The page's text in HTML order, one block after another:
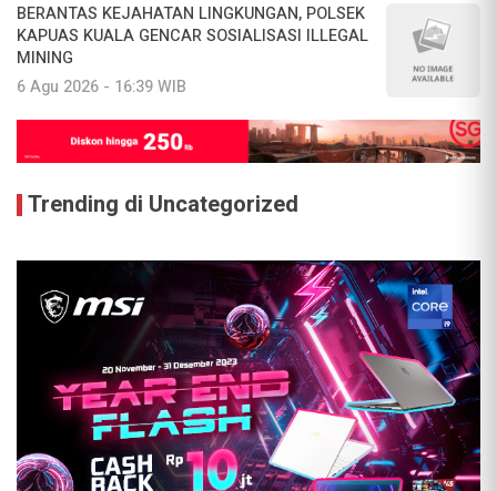
BERANTAS KEJAHATAN LINGKUNGAN, POLSEK
KAPUAS KUALA GENCAR SOSIALISASI ILLEGAL
MINING
6 Agu 2026 - 16:39 WIB
Trending di Uncategorized